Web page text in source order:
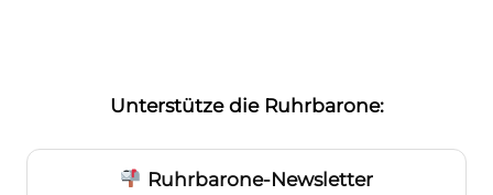
Unterstütze die Ruhrbarone:
Ruhrbarone-Newsletter